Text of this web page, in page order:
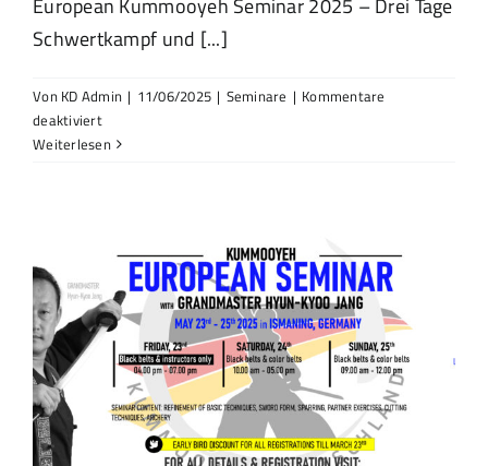
Schwertkampf und [...]
Von KD Admin | 11/06/2025 | Seminare | Kommentare
deaktiviertfür
Beeindruckendes
Jang
Weiterlesen